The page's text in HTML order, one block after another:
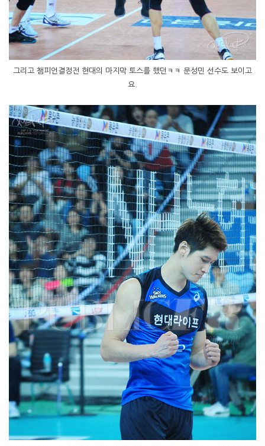
그리고 챔피언결정전 현대의 마지막 토스를 했던ㅋㅋ 문성민 선수도 보이고
요.